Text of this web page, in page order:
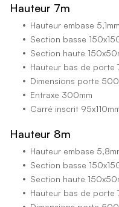
Hauteur 7m
Hauteur embase 5,1mm
Section basse
Section haute
Hauteur bas de porte
Dimensions porte
Entraxe 300mm
Carré inscrit
Hauteur 8m
Hauteur embase
Section basse
Section haute
Hauteur bas de porte